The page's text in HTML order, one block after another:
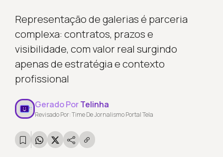
Representação de galerias é parceria
complexa: contratos, prazos e
visibilidade, com valor real surgindo
apenas de estratégia e contexto
profissional
Gerado PorTelinha
Revisado Por: Time De Jornalismo Portal Tela